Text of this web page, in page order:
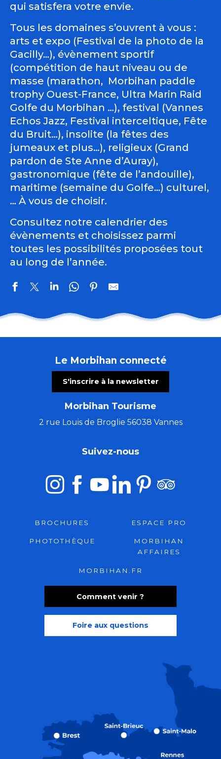
qui satisfera votre envie.
Tous les domaines s’ouvrent à vous :
arts et expo (Festival de la photo de la
Gacilly…), évènement sportif
(compétition de haut niveau ou de
masse (marathon, Morbihan paddle
trophy Ouest-France, Ultra Marin Raid
Golfe du Morbihan …), festival (Vannes
Echos Jazz, Festival interceltique, Fête
du Bruit…), insolite (la fêtes des
jumeaux et plus…), religieux (Grand
pardon de Ste Anne d’Auray),
gastronomique (fête de l’andouille),
maritime (semaine du Golfe…) culturel,
… À vous de choisir.
Consultez notre calendrier des
évènements et choisissez parmi
toutes les possibilités proposées tout
au long de l’année.
Roman de Renart, spectacle solo
Concert à remonter dans le temps (de Huillet à
Le Parvis des Savoir-Faire
Pot d'accueil des vacanciers
Orgue et Voix
Marché des artisans à La Grande Vallée
Rendez-vous sur les nuages - Journée cirque
Le Morbihan connecté
S'inscrire à la newsletter
Morbihan Tourisme
2 rue Louis de Broglie 56038 Vannes
Comment venir ?
Foire aux questions
Suivez-nous
BROCHURES ESPACE PRO
PHOTOTHÈQUE
MORBIHAN
AFFAIRES
MORBIHAN.FR